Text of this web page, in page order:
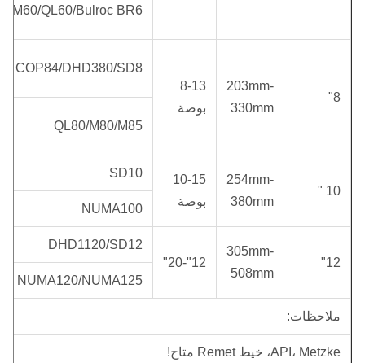
M60/QL60/Bulroc BR6
8"
203mm-
330mm
8-13
بوصة
COP84/DHD380/SD8
QL80/M80/M85
10 "
254mm-
380mm
10-15
بوصة
SD10
NUMA100
12"
305mm-
508mm
12"-20"
DHD1120/SD12
NUMA120/NUMA125
ملاحظات:
API، Metzke، خيط Remet متاح!